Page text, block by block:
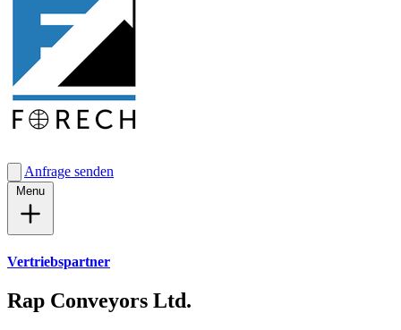
Anfrage senden
Vertriebspartner
Rap Conveyors Ltd.